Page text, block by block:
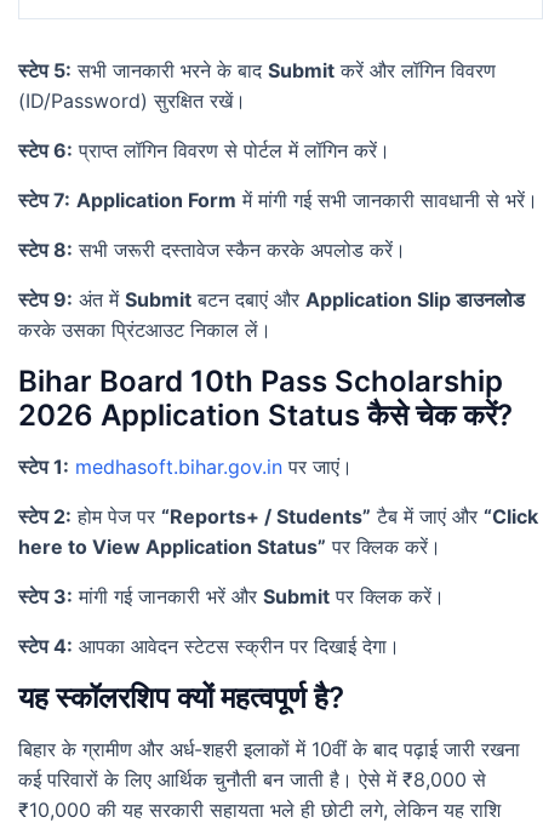
स्टेप 5: सभी जानकारी भरने के बाद Submit करें और लॉगिन विवरण
(ID/Password) सुरक्षित रखें।
स्टेप 6: प्राप्त लॉगिन विवरण से पोर्टल में लॉगिन करें।
स्टेप 7: Application Form में मांगी गई सभी जानकारी सावधानी से भरें।
स्टेप 8: सभी जरूरी दस्तावेज स्कैन करके अपलोड करें।
स्टेप 9: अंत में Submit बटन दबाएं और Application Slip डाउनलोड
करके उसका प्रिंटआउट निकाल लें।
Bihar Board 10th Pass Scholarship
2026 Application Status कैसे चेक करें?
स्टेप 1: medhasoft.bihar.gov.in पर जाएं।
स्टेप 2: होम पेज पर “Reports+ / Students” टैब में जाएं और “Click
here to View Application Status” पर क्लिक करें।
स्टेप 3: मांगी गई जानकारी भरें और Submit पर क्लिक करें।
स्टेप 4: आपका आवेदन स्टेटस स्क्रीन पर दिखाई देगा।
यह स्कॉलरशिप क्यों महत्वपूर्ण है?
बिहार के ग्रामीण और अर्ध-शहरी इलाकों में 10वीं के बाद पढ़ाई जारी रखना
कई परिवारों के लिए आर्थिक चुनौती बन जाती है। ऐसे में ₹8,000 से
₹10,000 की यह सरकारी सहायता भले ही छोटी लगे, लेकिन यह राशि